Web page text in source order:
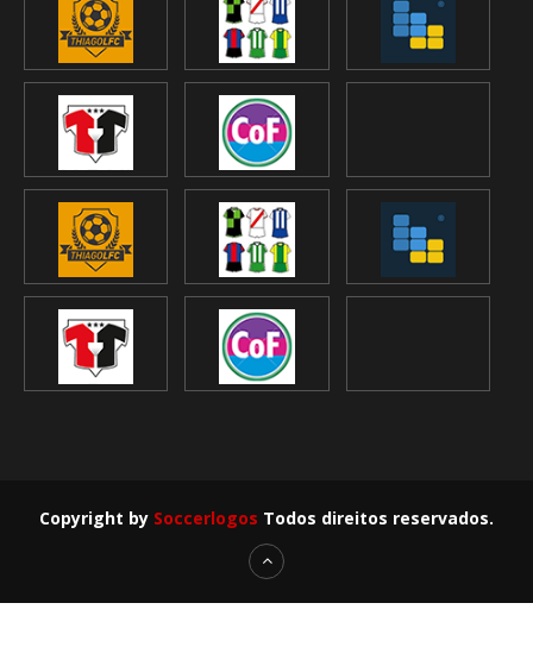
Copyright by Soccerlogos Todos direitos reservados.